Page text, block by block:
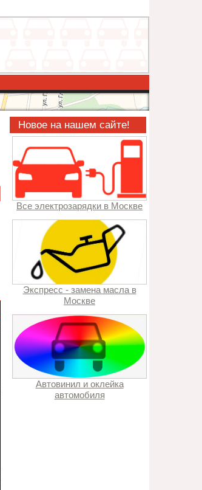
Новое на нашем сайте!
Все электрозарядки в Москве
Экспресс - замена масла в
Москве
Автовинил и оклейка
автомобиля